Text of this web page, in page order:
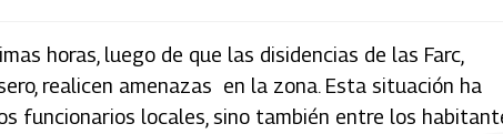
horas, luego de que las disidencias de las Farc,
realicen amenazas en la zona. Esta situación ha
funcionarios locales, sino también entre los